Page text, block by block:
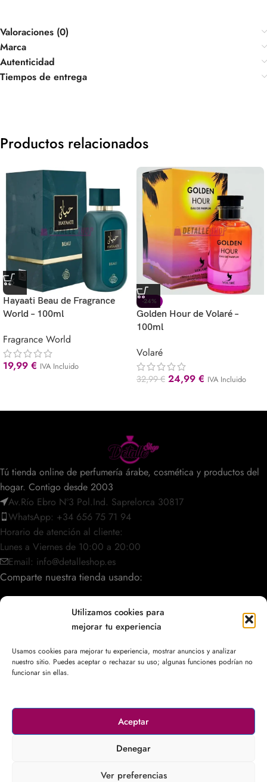
Utilizamos cookies para
mejorar tu experiencia
Usamos cookies para mejorar tu experiencia, mostrar anuncios y analizar
nuestro sitio. Puedes aceptar o rechazar su uso; algunas funciones podrían no
funcionar sin ellas.
Aceptar
Denegar
Ver preferencias
Valoraciones (0)
Marca
Autenticidad
Tiempos de entrega
Productos relacionados
Hayaati Beau de Fragrance
World – 100ml
Fragrance World
19,99 € IVA Incluido
-24%
Golden Hour de Volaré –
100ml
Volaré
32,99€ 24,99 € IVA Incluido
Tú tienda online de perfumería árabe, cosmética y productos del
hogar. Contigo desde 2003
Av.Río Ebro Nº3 Pol.Ind. Saprelorca 30817
WhatsApp: +34 656 75 71 94
Horario de atención al cliente:
Lunes a Viernes de 10:00 a 20:00
Email: info@detalleshop.es
Comparte nuestra tienda usando:
POLÍTICAS / INFORMACIÓN
ACCESO RÁPIDO
© 2003–2026DetalleShop. Todos los derechos reservados.